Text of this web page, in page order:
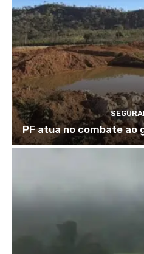
PF atua no combate ao